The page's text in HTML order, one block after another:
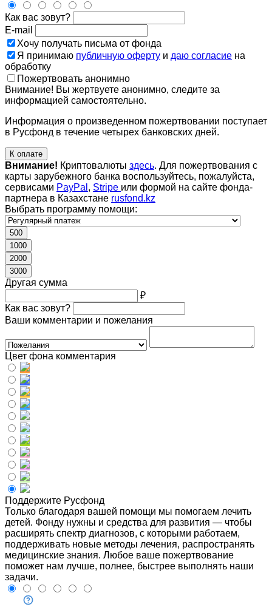
Как вас зовут?
E-mail
Хочу получать письма от фонда
Я принимаю публичную оферту и даю согласие на
обработку
Пожертвовать анонимно
Внимание! Вы жертвуете анонимно, следите за
информацией самостоятельно.
Информация о произведенном пожертвовании поступает
в Русфонд в течение четырех банковских дней.
К оплате
Внимание! Криптовалюты здесь. Для пожертвования с
карты зарубежного банка воспользуйтесь, пожалуйста,
сервисами PayPal , Stripe или формой на сайте фонда-
партнера в Казахстане rusfond.kz
Выбрать программу помощи:
500
1000
2000
3000
Другая сумма
₽
Как вас зовут?
Ваши комментарии и пожелания
Цвет фона комментария
Поддержите Русфонд
Только благодаря вашей помощи мы помогаем лечить
детей. Фонду нужны и средства для развития — чтобы
расширять спектр диагнозов, с которыми работаем,
поддерживать новые методы лечения, распространять
медицинские знания. Любое ваше пожертвование
поможет нам лучше, полнее, быстрее выполнять наши
задачи.